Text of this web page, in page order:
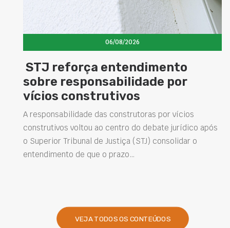
06/08/2026
STJ reforça entendimento
sobre responsabilidade por
vícios construtivos
A responsabilidade das construtoras por vícios
construtivos voltou ao centro do debate jurídico após
o Superior Tribunal de Justiça (STJ) consolidar o
entendimento de que o prazo…
VEJA TODOS OS CONTEÚDOS